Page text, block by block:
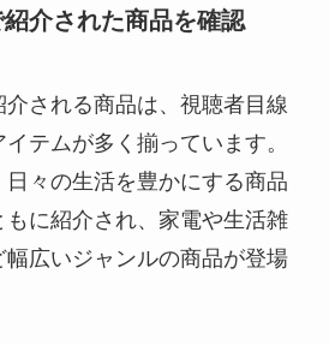
紹介された商品を確認
介される商品は、視聴者目線
テムが多く揃っています。
々の生活を豊かにする商品
に紹介され、家電や生活雑
広いジャンルの商品が登場